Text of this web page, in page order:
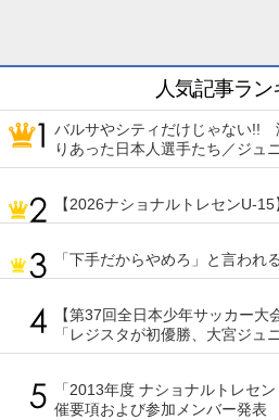
人気記事ラン
バルサやシティだけじゃない!!
りあった日本人選手たち／ジュ
【2026ナショナルトレセンU-
「下手だからやめろ」と言われ
【第37回全日本少年サッカー大
「レジスタが初優勝、大宮ジュ
「2013年度 ナショナルトレセ
催要項および参加メンバー発表